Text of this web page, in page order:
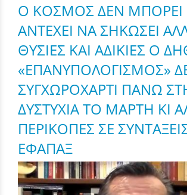
Ο ΚΟΣΜΟΣ ΔΕΝ ΜΠΟΡΕΙ
ΑΝΤΕΧΕΙ ΝΑ ΣΗΚΩΣΕΙ
ΘΥΣΙΕΣ ΚΑΙ ΑΔΙΚΙΕΣ Ο
«ΕΠΑΝΥΠΟΛΟΓΙΣΜΟΣ»
ΣΥΓΧΩΡΟΧΑΡΤΙ ΠΑΝΩ
ΔΥΣΤΥΧΙΑ ΤΟ ΜΑΡΤΗ ΚΙ
ΠΕΡΙΚΟΠΕΣ ΣΕ
ΕΦΑΠΑΞ